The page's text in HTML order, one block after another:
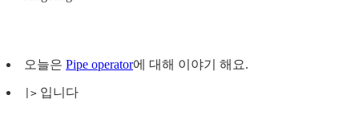
오늘은 Pipe operator에 대해 이야기 해요.
|> 입니다